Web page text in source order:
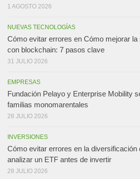
1 AGOSTO 2026
NUEVAS TECNOLOGÍAS
Cómo evitar errores en Cómo mejorar la
con blockchain: 7 pasos clave
31 JULIO 2026
EMPRESAS
Fundación Pelayo y Enterprise Mobility
familias monomarentales
28 JULIO 2026
INVERSIONES
Cómo evitar errores en la diversificación
analizar un ETF antes de invertir
28 JULIO 2026